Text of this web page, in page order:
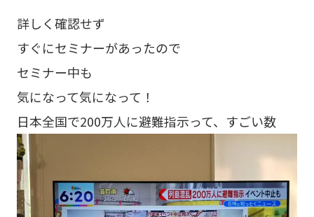
詳しく確認せず
すぐにセミナーがあったので
セミナー中も
気になって気になって！
日本全国で200万人に避難指示って、すごい数